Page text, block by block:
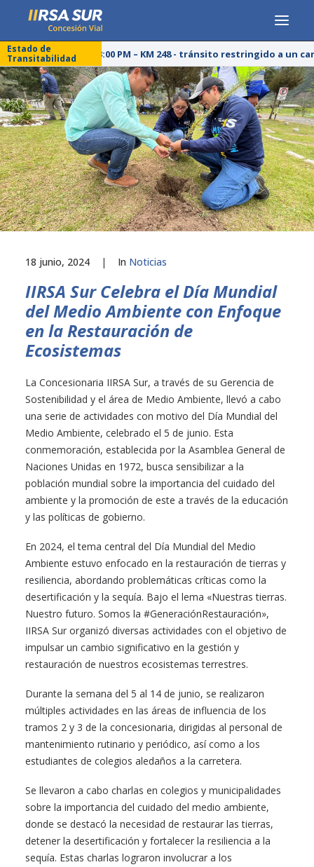
CONCESIONARIA
SERVICIOS
RESPONSABILIDAD SOCIAL
PUBLICACIONES
PRENSA
LÍNEA DE ÉTICA
Estado de
Transitabilidad25/07/26 – 03:00 PM – KM 248 - tránsito restringido a un
18 junio, 2024 | In Noticias
IIRSA Sur Celebra el Día Mundial
del Medio Ambiente con Enfoque
en la Restauración de
Ecosistemas
La Concesionaria IIRSA Sur, a través de su Gerencia de
Sostenibilidad y el área de Medio Ambiente, llevó a cabo
una serie de actividades con motivo del Día Mundial del
Medio Ambiente, celebrado el 5 de junio. Esta
conmemoración, establecida por la Asamblea General de
Naciones Unidas en 1972, busca sensibilizar a la
población mundial sobre la importancia del cuidado del
ambiente y la promoción de este a través de la educación
y las políticas de gobierno.
En 2024, el tema central del Día Mundial del Medio
Ambiente estuvo enfocado en la restauración de tierras y
resiliencia, abordando problemáticas críticas como la
desertificación y la sequía. Bajo el lema «Nuestras tierras.
Nuestro futuro. Somos la #GeneraciónRestauración»,
IIRSA Sur organizó diversas actividades con el objetivo de
impulsar un cambio significativo en la gestión y
restauración de nuestros ecosistemas terrestres.
Durante la semana del 5 al 14 de junio, se realizaron
múltiples actividades en las áreas de influencia de los
tramos 2 y 3 de la concesionaria, dirigidas al personal de
mantenimiento rutinario y periódico, así como a los
estudiantes de colegios aledaños a la carretera.
Se llevaron a cabo charlas en colegios y municipalidades
sobre la importancia del cuidado del medio ambiente,
donde se destacó la necesidad de restaurar las tierras,
detener la desertificación y fortalecer la resiliencia a la
sequía. Estas charlas lograron involucrar a los